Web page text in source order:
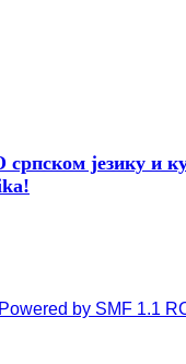
српском језику и
Powered by SMF 1.1